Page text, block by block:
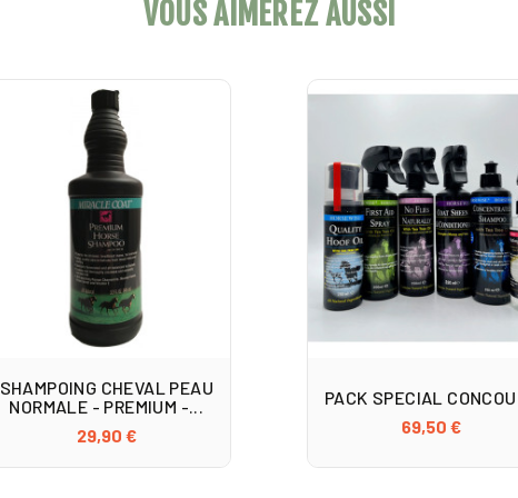
VOUS AIMEREZ AUSSI
SHAMPOING CHEVAL PEAU
NORMALE - PREMIUM -...
29,90 €
PACK SPECIAL
69,50 €